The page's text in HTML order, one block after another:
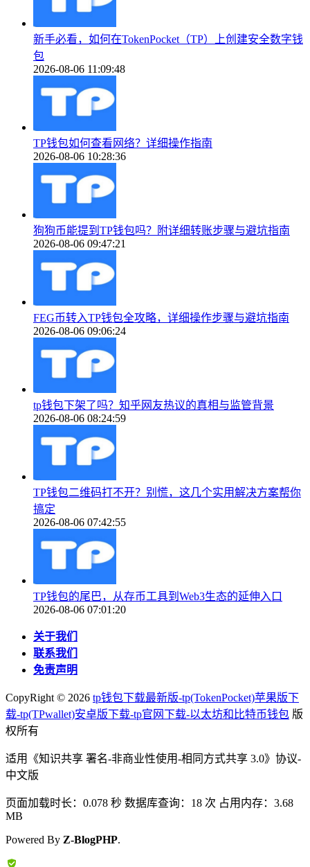
新手必看，如何在TokenPocket（TP）上创建安全数字钱
包
2026-08-06 11:09:48
TP钱包如何查看网络？详细操作指南
2026-08-06 10:28:36
狗狗币能提到TP钱包吗？附详细转账步骤与避坑指南
2026-08-06 09:47:21
FEG币转入TP钱包全攻略，详细操作步骤与避坑指南
2026-08-06 09:06:24
tp钱包下架了吗？知乎网友热议的真相与监管背景
2026-08-06 08:24:59
TP钱包二维码打不开？别慌，这几个实用解决方案帮你
搞定
2026-08-06 07:42:55
TP钱包的尾巴，从存币工具到Web3生态的延伸入口
2026-08-06 07:01:20
关于我们
联系我们
免责声明
CopyRight © 2026 tp钱包下载最新版-tp(TokenPocket)苹果版下
载-tp(TPwallet)安卓版下载-tp官网下载-以太坊和比特币钱包 版
权所有
适用《知识共享 署名-非商业性使用-相同方式共享 3.0》协议-
中文版
页面加载时长：0.078 秒 数据库查询：18 次 占用内存：3.68
MB
Powered By Z-BlogPHP.